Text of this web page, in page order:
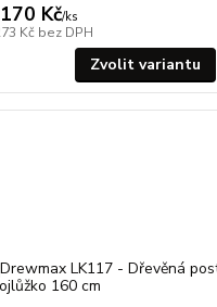
Kč/ks
Kč bez DPH
Zvolit variantu